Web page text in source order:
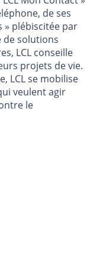
de ses
» plébiscitée par
de solutions
LCL conseille
projets de vie.
LCL se mobilise
veulent agir
le